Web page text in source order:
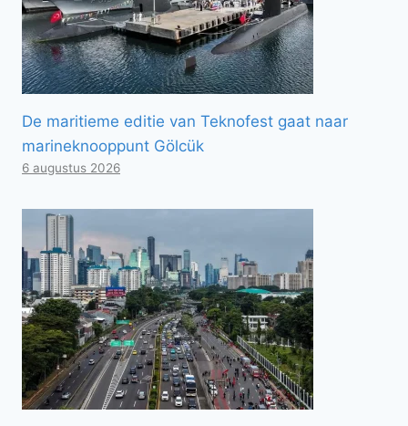
De maritieme editie van Teknofest gaat naar
marineknooppunt Gölcük
6 augustus 2026